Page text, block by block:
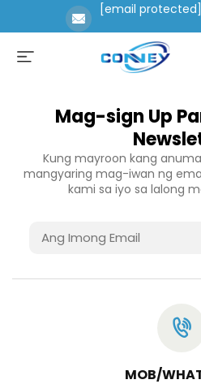
[email protected]
Mag-sign Up
Kung mayroon kang
mangyaring mag-iwan ng
kami sa iyo sa lalong
MOB/